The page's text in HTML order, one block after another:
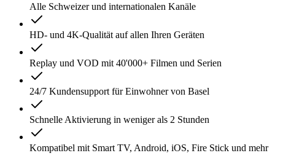
Alle Schweizer und internationalen Kanäle
HD- und 4K-Qualität auf allen Ihren Geräten
Replay und VOD mit 40'000+ Filmen und Serien
24/7 Kundensupport für Einwohner von Basel
Schnelle Aktivierung in weniger als 2 Stunden
Kompatibel mit Smart TV, Android, iOS, Fire Stick und mehr